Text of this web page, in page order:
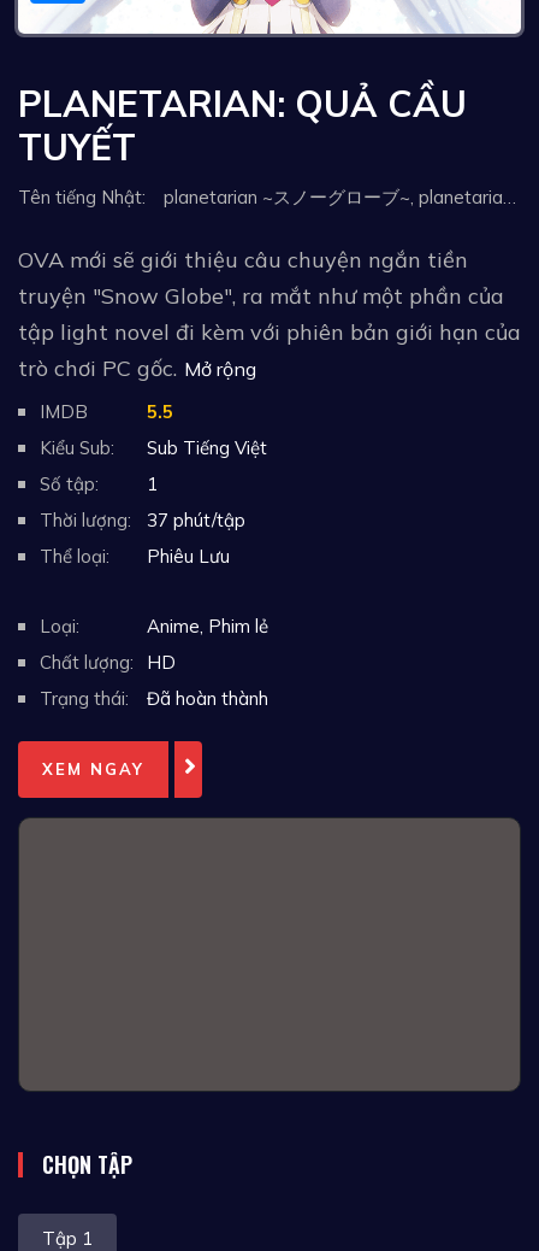
PLANETARIAN: QUẢ CẦU
TUYẾT
Tên tiếng Nhật: planetarian ~スノーグローブ~, planetarian ~雪圏球[スノーグローブ]~, Planetarian Snow Globe, Planetarian 〜雪圏球〜
OVA mới sẽ giới thiệu câu chuyện ngắn tiền
truyện "Snow Globe", ra mắt như một phần của
tập light novel đi kèm với phiên bản giới hạn của
trò chơi PC gốc. Mở rộng
IMDB
5.5
Kiểu Sub:
Sub Tiếng Việt
Số tập:
1
Thời lượng:
37 phút/tập
Thể loại:
Phiêu Lưu
Loại: Anime, Phim lẻ
Chất lượng:
HD
Trạng thái:
Đã hoàn thành
XEM NGAY
CHỌN TẬP
Tập 1